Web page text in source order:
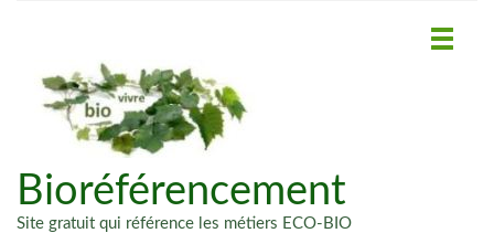
Bioréférencement
Site gratuit qui référence les métiers ECO-BIO